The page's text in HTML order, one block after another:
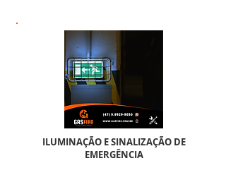
ILUMINAÇÃO E SINALIZAÇÃO DE
EMERGÊNCIA